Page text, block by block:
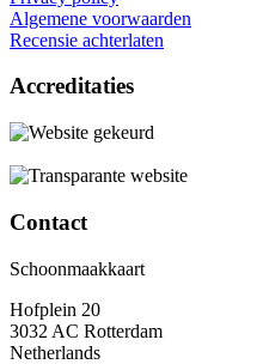
Algemene voorwaarden
Recensie achterlaten
Accreditaties
Contact
Schoonmaakkaart
Hofplein 20
3032 AC Rotterdam
Netherlands